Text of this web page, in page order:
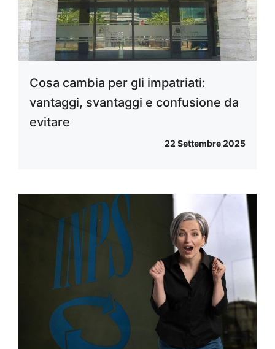
Cosa cambia per gli impatriati:
vantaggi, svantaggi e confusione da
evitare
22 Settembre 2025